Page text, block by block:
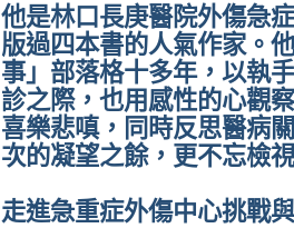
他是林口長庚醫院外傷急
版過四本書的人氣作家。
事」部落格十多年，以執
診之際，也用感性的心觀
喜樂悲嗔，同時反思醫病
次的凝望之餘，更不忘檢
走進急重症外傷中心挑戰